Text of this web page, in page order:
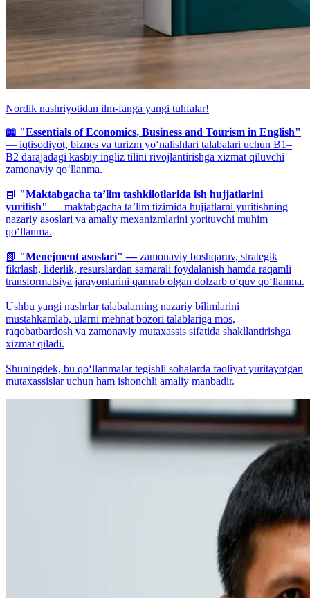
Nordik nashriyotidan ilm-fanga yangi tuhfalar!
📖 "Essentials of Economics, Business and Tourism in English"
— iqtisodiyot, biznes va turizm yo‘nalishlari talabalari uchun B1–
B2 darajadagi kasbiy ingliz tilini rivojlantirishga xizmat qiluvchi
zamonaviy qo‘llanma.
📘 "Maktabgacha ta’lim tashkilotlarida ish hujjatlarini
yuritish" — maktabgacha ta’lim tizimida hujjatlarni yuritishning
nazariy asoslari va amaliy mexanizmlarini yorituvchi muhim
qo‘llanma.
📗 "Menejment asoslari" —zamonaviy boshqaruv, strategik
fikrlash, liderlik, resurslardan samarali foydalanish hamda raqamli
transformatsiya jarayonlarini qamrab olgan dolzarb o‘quv qo‘llanma.
Ushbu yangi nashrlar talabalarning nazariy bilimlarini
mustahkamlab, ularni mehnat bozori talablariga mos,
raqobatbardosh va zamonaviy mutaxassis sifatida shakllantirishga
xizmat qiladi.
Shuningdek, bu qo‘llanmalar tegishli sohalarda faoliyat yuritayotgan
mutaxassislar uchun ham ishonchli amaliy manbadir.